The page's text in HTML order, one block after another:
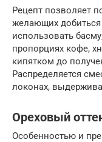
Рецепт позволяет
желающих добиться
использовать
пропорциях кофе,
кипятком до
Распределяется
локонах,
Ореховый
Особенностью и